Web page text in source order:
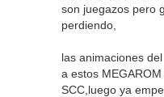
son juegazos pero
perdiendo,
las animaciones
a estos
SCC,luego ya